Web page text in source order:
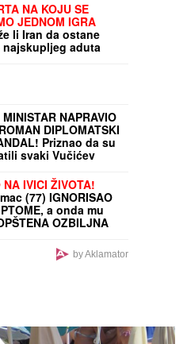
NA KOJU SE
JEDNOM IGRA
li Iran da ostane
najskupljeg aduta
NAPRAVIO
DIPLOMATSKI
Priznao da su
svaki Vučićev
niže pretnje
NA IVICI ŽIVOTA!
(77) IGNORISAO
a onda mu
OZBILJNA
njegova jedinaby Aklamator